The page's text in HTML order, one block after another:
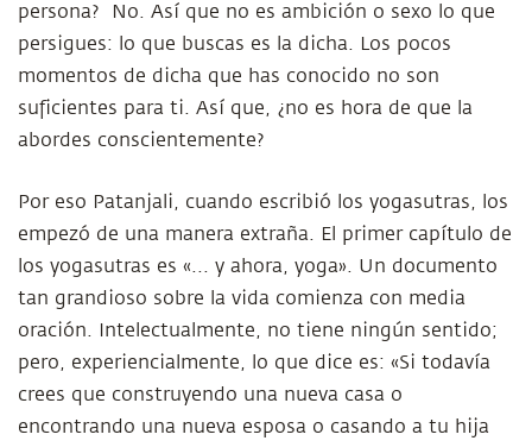
persona? No. Así que no es ambición o sexo lo que
persigues: lo que buscas es la dicha. Los pocos
momentos de dicha que has conocido no son
suficientes para ti. Así que, ¿no es hora de que la
abordes conscientemente?
Por eso Patanjali, cuando escribió los yogasutras, los
empezó de una manera extraña. El primer capítulo de
los yogasutras es «... y ahora, yoga». Un documento
tan grandioso sobre la vida comienza con media
oración. Intelectualmente, no tiene ningún sentido;
pero, experiencialmente, lo que dice es: «Si todavía
crees que construyendo una nueva casa o
encontrando una nueva esposa o casando a tu hija